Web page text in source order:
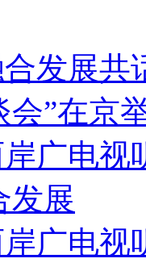
发展共
会”在京
广电视
发展
广电视